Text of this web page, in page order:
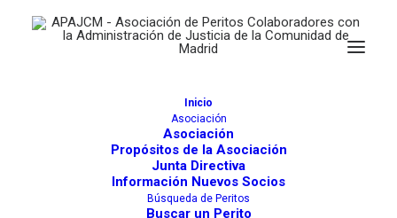
Inicio
Asociación
Asociación
Propósitos de la Asociación
Junta Directiva
Información Nuevos Socios
Búsqueda de Peritos
Buscar un Perito
Juzgados de Arganda del Rey